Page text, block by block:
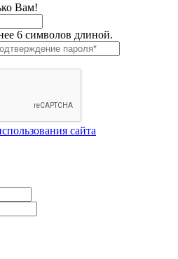
Вам!
6 символов длиной.
сайта